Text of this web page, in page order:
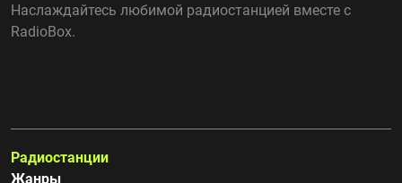
Наслаждайтесь любимой радиостанцией вместе с
RadioBox.
Радиостанции
Жанры